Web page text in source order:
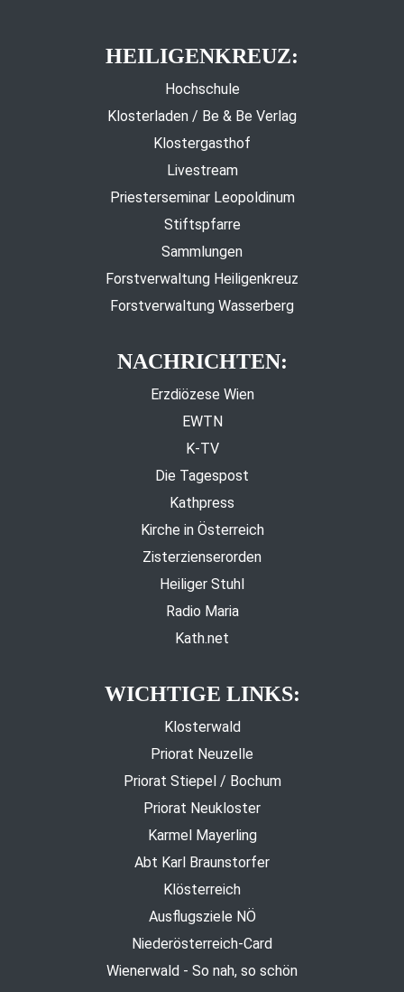
HEILIGENKREUZ:
Hochschule
Klosterladen / Be & Be Verlag
Klostergasthof
Livestream
Priesterseminar Leopoldinum
Stiftspfarre
Sammlungen
Forstverwaltung Heiligenkreuz
Forstverwaltung Wasserberg
NACHRICHTEN:
Erzdiözese Wien
EWTN
K-TV
Die Tagespost
Kathpress
Kirche in Österreich
Zisterzienserorden
Heiliger Stuhl
Radio Maria
Kath.net
WICHTIGE LINKS:
Klosterwald
Priorat Neuzelle
Priorat Stiepel / Bochum
Priorat Neukloster
Karmel Mayerling
Abt Karl Braunstorfer
Klösterreich
Ausflugsziele NÖ
Niederösterreich-Card
Wienerwald - So nah, so schön